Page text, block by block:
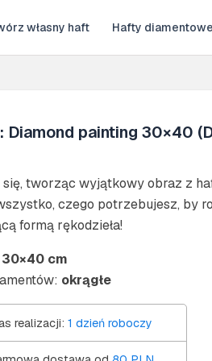
własny haft Hafty diamentowe
Diamond painting 30×40
tworząc wyjątkowy obraz z
czego potrzebujesz, by
formą rękodzieła!
30×40 cm
okrągłe
realizacji: 1 dzień roboczy